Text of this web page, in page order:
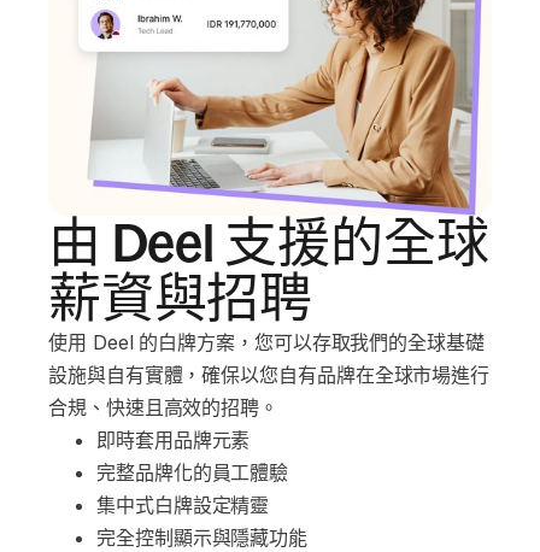
由 Deel 支援的全球
薪資與招聘
使用 Deel 的白牌方案，您可以存取我們的全球基礎
設施與自有實體，確保以您自有品牌在全球市場進行
合規、快速且高效的招聘。
即時套用品牌元素
完整品牌化的員工體驗
集中式白牌設定精靈
完全控制顯示與隱藏功能